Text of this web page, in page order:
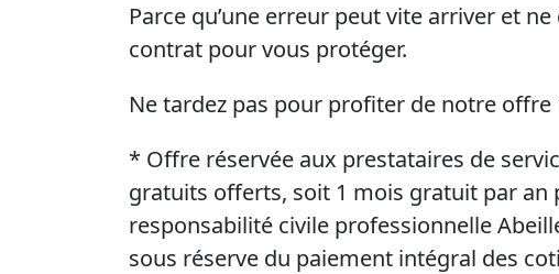
Parce qu’une erreur peut vite arriver et
contrat pour vous protéger.
Ne tardez pas pour profiter de notre
* Offre réservée aux prestataires de
gratuits offerts, soit 1 mois gratuit par an
responsabilité civile professionnelle
sous réserve du paiement intégral des